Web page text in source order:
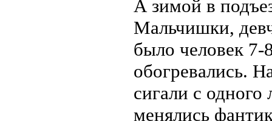
А зимой в
Мальчишки,
было человек 7-
обогревались.
сигали с
менялись